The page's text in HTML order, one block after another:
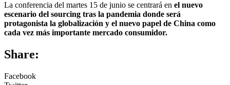
La conferencia del martes 15 de junio se centrará en el nuevo
escenario del sourcing tras la pandemia donde será
protagonista la globalización y el nuevo papel de China como
cada vez más importante mercado consumidor.
Share:
Facebook